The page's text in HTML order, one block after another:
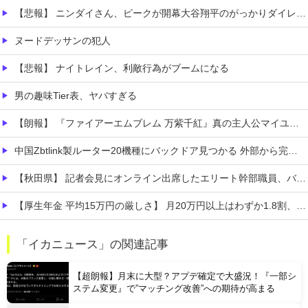
【悲報】 ニンダイさん、ピークが開幕大谷翔平のがっかりダイレクトだったと言われてしまう
ヌードデッサンの犯人
【悲報】 ナイトレイン、利敵行為がブームになる
男の趣味Tier表、ヤバすぎる
【朗報】 『ファイアーエムブレム 万紫千紅』真の主人公マイユニはキャラメイクが可能
中国Zbtlink製ルーター20機種にバックドア見つかる 外部から完全制御のおそれ
【秋田県】 記者会見にオンライン出席したエリート幹部職員、バスローブ姿でタバコを吸いながら説明 県が聞き取りへ
【厚生年金 平均15万円の厳しさ】 月20万円以上はわずか1.8割、高齢夫婦は毎月4.2万円の赤字に
【緊急】 ウォーキング中にできる暇つぶしｗｗｗ
「イカニュース」の関連記事
【超朗報】月末に大型？アプデ確定で大盛況！『一部シ
ステム変更』で”マッチング改善”への期待が高まる